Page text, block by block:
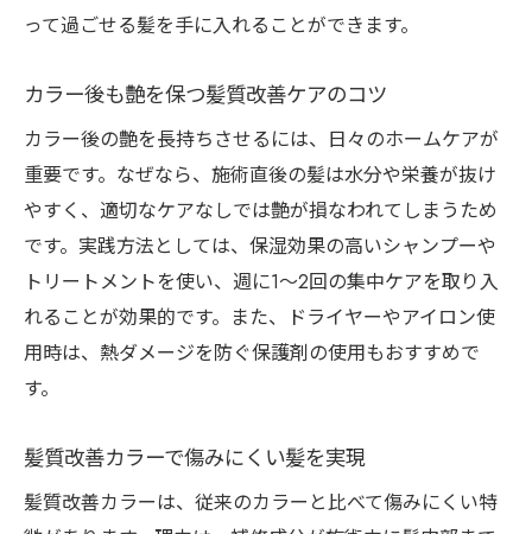
って過ごせる髪を手に入れることができます。
カラー後も艶を保つ髪質改善ケアのコツ
カラー後の艶を長持ちさせるには、日々のホームケアが
重要です。なぜなら、施術直後の髪は水分や栄養が抜け
やすく、適切なケアなしでは艶が損なわれてしまうため
です。実践方法としては、保湿効果の高いシャンプーや
トリートメントを使い、週に1〜2回の集中ケアを取り入
れることが効果的です。また、ドライヤーやアイロン使
用時は、熱ダメージを防ぐ保護剤の使用もおすすめで
す。
髪質改善カラーで傷みにくい髪を実現
髪質改善カラーは、従来のカラーと比べて傷みにくい特